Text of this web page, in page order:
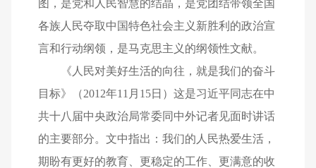
图，是党和人民智慧的结晶，是党团结带领全国
各族人民夺取中国特色社会主义新胜利的政治宣
言和行动纲领，是马克思主义的纲领性文献。
《人民对美好生活的向往，就是我们的奋斗
目标》（2012年11月15日）这是习近平同志在中
共十八届中央政治局常委同中外记者见面时讲话
的主要部分。文中指出：我们的人民热爱生活，
期盼有更好的教育、更稳定的工作、更满意的收